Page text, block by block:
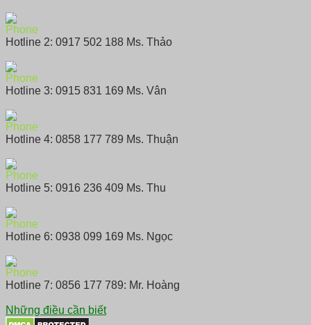
Hotline 2: 0917 502 188 Ms. Thảo
Hotline 3: 0915 831 169 Ms. Vân
Hotline 4: 0858 177 789 Ms. Thuận
Hotline 5: 0916 236 409 Ms. Thu
Hotline 6: 0938 099 169 Ms. Ngọc
Hotline 7: 0856 177 789: Mr. Hoàng
Những điều cần biết